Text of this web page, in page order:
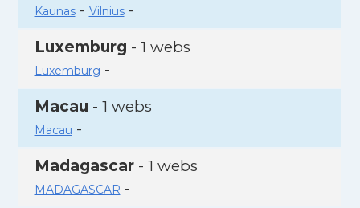
Kaunas- Vilnius-
Luxemburg - 1 webs
Luxemburg -
Macau - 1 webs
Macau -
Madagascar- 1 webs
MADAGASCAR -